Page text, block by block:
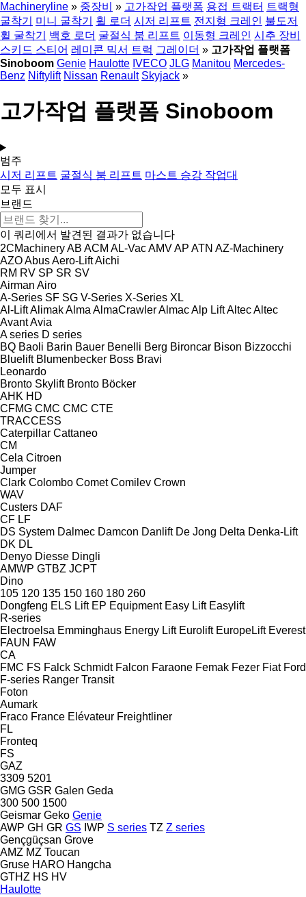
Machineryline » 중장비 » 고가작업 플랫폼 용접 트랙터 트랙형
굴착기
미니 굴착기 휠 로더 시저 리프트 전지형 크레인 불도저
휠 굴착기
백호 로더 굴절식 붐 리프트 이동형 크레인 시추 장비
스키드 스티어 레미콘 믹서 트럭 그레이더 » 고가작업 플랫폼
Sinoboom Genie Haulotte IVECO JLG Manitou Mercedes-
Benz Niftylift Nissan Renault Skyjack »
고가작업 플랫폼 Sinoboom
범주
시저 리프트 굴절식 붐 리프트 마스트 승강 작업대
모두 표시
브랜드
이 쿼리에서 발견된 결과가 없습니다
2CMachineryAB ACM AL-VacAMVAP ATN AZ-Machinery
AZOAbusAero-LiftAichi
RM RV SP SR SV
Airman Airo
A-Series SF SG V-Series X-Series XL
Al-LiftAlimakAlma AlmaCrawlerAlmacAlp LiftAltecAltec
AvantAvia
A series D series
BQ Baoli Barin Bauer Benelli Berg Bironcar Bison Bizzocchi
Bluelift Blumenbecker Boss Bravi
Leonardo
Bronto Skylift Bronto Böcker
AHK HD
CFMG CMC CMC CTE
TRACCESS
Caterpillar Cattaneo
CM
Cela Citroen
Jumper
Clark Colombo Comet Comilev Crown
WAV
Custers DAF
CF LF
DS System Dalmec Damcon Danlift De Jong Delta Denka-Lift
DK DL
Denyo Diesse Dingli
AMWP GTBZ JCPT
Dino
105 120 135 150 160 180 260
Dongfeng ELS Lift EP Equipment Easy Lift Easylift
R-series
Electroelsa Emminghaus Energy Lift Eurolift EuropeLift Everest
FAUN FAW
CA
FMC FS Falck Schmidt Falcon Faraone Femak Fezer Fiat Ford
F-series Ranger Transit
Foton
Aumark
Fraco France Elévateur Freightliner
FL
Fronteq
FS
GAZ
3309 5201
GMG GSR Galen Geda
300 500 1500
Geismar Geko Genie
AWP GH GR GS IWP S series TZ Z series
Gençgüçsan Grove
AMZ MZ Toucan
Gruse HARO Hangcha
GTHZ HS HV
Haulotte